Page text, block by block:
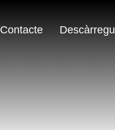
Contacte